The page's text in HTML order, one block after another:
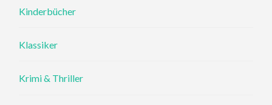
Kinderbücher
Klassiker
Krimi & Thriller